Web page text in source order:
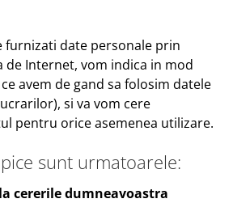
furnizati date personale prin
de Internet, vom indica in mod
avem de gand sa folosim datele
si va vom cere
pentru orice asemenea utilizare.
sunt urmatoarele:
cererile dumneavoastra